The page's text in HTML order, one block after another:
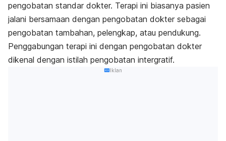
pengobatan standar dokter. Terapi ini biasanya pasien
jalani bersamaan dengan pengobatan dokter sebagai
pengobatan tambahan, pelengkap, atau pendukung.
Penggabungan terapi ini dengan pengobatan dokter
dikenal dengan istilah pengobatan intergratif.
Iklan